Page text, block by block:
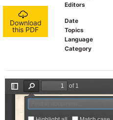
Download
this PDF
Editors
Date
Topics
Language
Category